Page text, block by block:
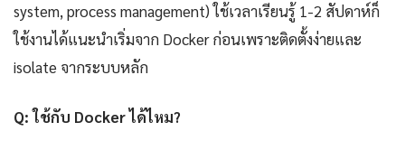
system, process management) ใช้เวลาเรียนรู้ 1-2 สัปดาห์ก็
ใช้งานได้แนะนำเริ่มจาก Docker ก่อนเพราะติดตั้งง่ายและ
isolate จากระบบหลัก
Q: ใช้กับ Docker ได้ไหม?